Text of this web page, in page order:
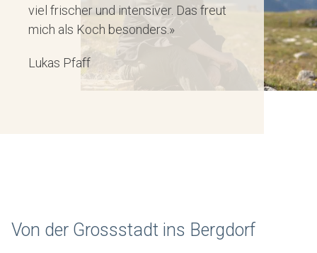
viel frischer und intensiver. Das freut
mich als Koch besonders.»
Lukas Pfaff
Von der Grossstadt ins Bergdorf